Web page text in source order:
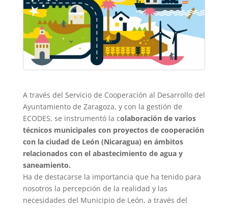
A través del Servicio de Cooperación al Desarrollo del
Ayuntamiento de Zaragoza, y con la gestión de
ECODES, se instrumentó la colaboración de varios
técnicos municipales con proyectos de cooperación
con la ciudad de León (Nicaragua) en ámbitos
relacionados con el abastecimiento de agua y
saneamiento.
Ha de destacarse la importancia que ha tenido para
nosotros la percepción de la realidad y las
necesidades del Municipio de León, a través del